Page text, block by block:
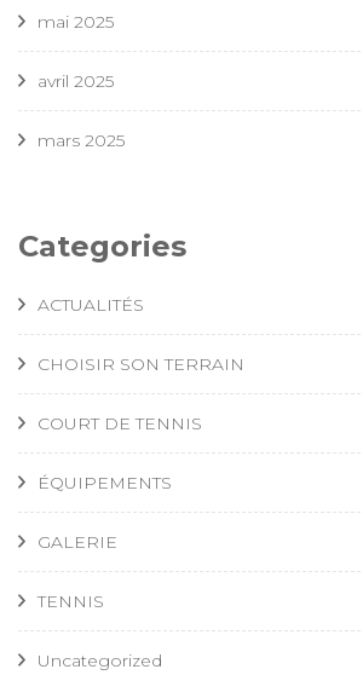
mai 2025
avril 2025
mars 2025
Categories
ACTUALITÉS
CHOISIR SON TERRAIN
COURT DE TENNIS
ÉQUIPEMENTS
GALERIE
TENNIS
Uncategorized